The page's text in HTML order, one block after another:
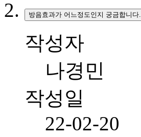
방음효과가 어느정도인지 궁금합니다.
작성자
나경민
작성일
22-02-20